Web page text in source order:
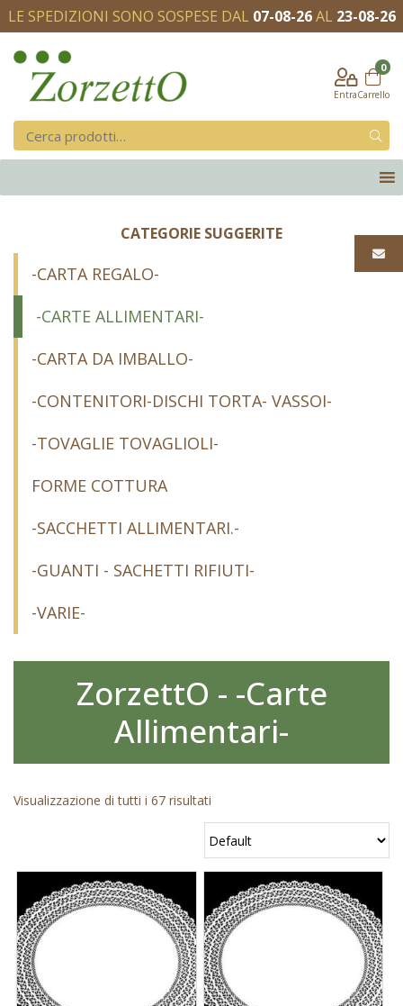
LE SPEDIZIONI SONO SOSPESE DAL 07-08-26AL 23-08-26
Entra
0
Carrello
CATEGORIE SUGGERITE
-CARTA REGALO-
-CARTE ALLIMENTARI-
-CARTA DA IMBALLO-
-CONTENITORI-DISCHI TORTA- VASSOI-
-TOVAGLIE TOVAGLIOLI-
FORME COTTURA
-SACCHETTI ALLIMENTARI.-
-GUANTI - SACHETTI RIFIUTI-
-VARIE-
ZorzettO - -Carte
Allimentari-
Visualizzazione di tutti i 67 risultati